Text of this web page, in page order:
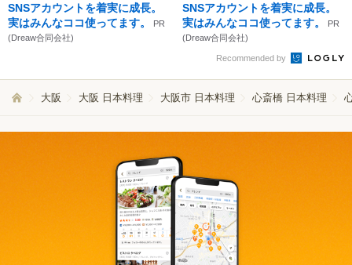
SNSアカウントを着実に成長。
実はみんなココ使ってます。
PR
(Dreaw合同会社)
SNSアカウントを着実に成長。
実はみんなココ使ってます。
PR
(Dreaw合同会社)
Recommended by
大阪 大阪 日本料理 大阪市 日本料理 心斎橋 日本料理